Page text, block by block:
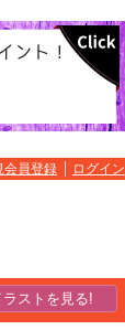
会員登録 ログイン
ストを見る!